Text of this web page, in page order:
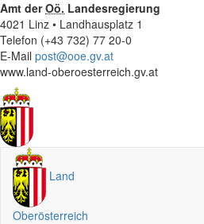
Amt derOö. Landesregierung
4021 Linz • Landhausplatz 1
Telefon (+43 732) 77 20-0
E-Mail post@ooe.gv.at
www.land-oberoesterreich.gv.at
Land
Oberösterreich